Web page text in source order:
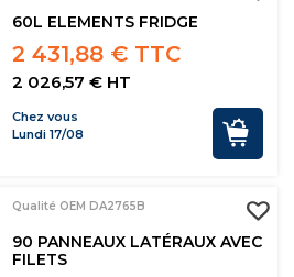
60L ELEMENTS FRIDGE
2 431,88 € TTC
2 026,57 € HT
Chez vous
Lundi 17/08
Qualité OEM DA2765B
90 PANNEAUX LATÉRAUX AVEC
FILETS